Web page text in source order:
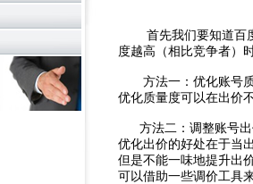
首先我们要知道百度
度越高（相比竞争者）
方法一：优化账号
优化质量度可以在出价
方法二：调整账号出
优化出价的好处在于当
但是不能一味地提升出
可以借助一些调价工具